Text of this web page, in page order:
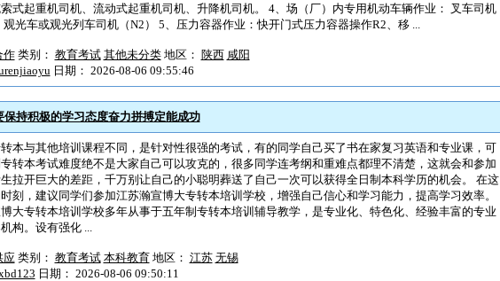
式起重机司机、流动式起重机司机、升降机司机。 4、场（厂）内专用机动车辆作业： 叉车司机
观光车或观光列车司机（N2） 5、压力容器作业：快开门式压力容器操作R2、移 ...
作类别： 教育考试 其他未分类地区： 陕西 咸阳
日期： 2026-08-06 09:55:46
持积极的学习态度奋力拼搏定能成功
本与其他培训课程不同，是针对性很强的考试，有的同学自己买了书在家复习英语和专业课，可
转本考试难度绝不是大家自己可以攻克的，很多同学连考纲和重难点都理不清楚，这就会和参加
拉开巨大的差距，千万别让自己的小聪明葬送了自己一次可以获得全日制本科学历的机会。 在这
刻，建议同学们参加江苏瀚宣博大专转本培训学校，增强自己信心和学习能力，提高学习效率。
大专转本培训学校多年从事于五年制专转本培训辅导教学，是专业化、特色化、经验丰富的专业
构。设有强化 ...
应类别： 教育考试 本科教育地区： 江苏 无锡
日期： 2026-08-06 09:50:11